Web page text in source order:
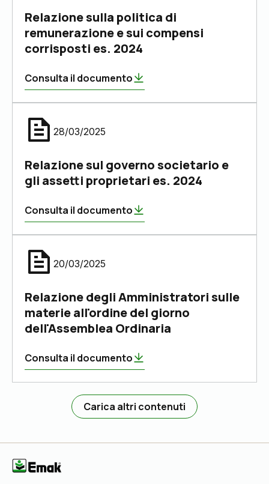
Relazione sulla politica di
remunerazione e sui compensi
corrisposti es. 2024
Consulta il documento
28/03/2025
Relazione sul governo societario e
gli assetti proprietari es. 2024
Consulta il documento
20/03/2025
Relazione degli Amministratori sulle
materie all'ordine del giorno
dell'Assemblea Ordinaria
Consulta il documento
Carica altri contenuti